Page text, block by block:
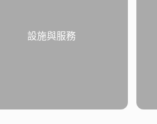
設施與服務